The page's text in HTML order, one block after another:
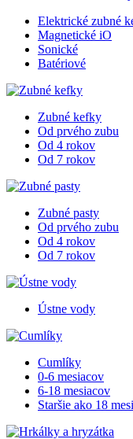
Elektrické zubné
Magnetické iO
Sonické
Batériové
Zubné kefky
Od prvého zubu
Od 4 rokov
Od 7 rokov
Zubné pasty
Od prvého zubu
Od 4 rokov
Od 7 rokov
Ústne vody
Cumlíky
0-6 mesiacov
6-18 mesiacov
Staršie ako 18